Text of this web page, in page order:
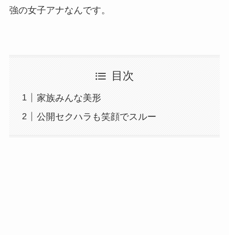
強の女子アナなんです。
目次
家族みんな美形
公開セクハラも笑顔でスルー